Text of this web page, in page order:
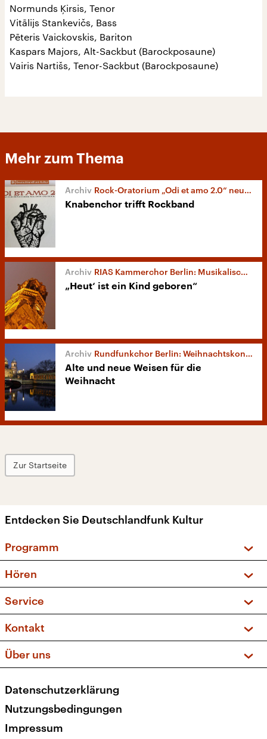
Normunds Ķirsis, Tenor
Vitālijs Stankevičs, Bass
Pēteris Vaickovskis, Bariton
Kaspars Majors, Alt-Sackbut (Barockposaune)
Vairis Nartišs, Tenor-Sackbut (Barockposaune)
Mehr zum Thema
Rock-Oratorium „Odi et amo 2.0“ neu aufgelegt
Knabenchor trifft Rockband
RIAS Kammerchor Berlin: Musikalische Weihnachtsandacht
„Heut‘ ist ein Kind geboren“
Rundfunkchor Berlin: Weihnachtskonzert
Alte und neue Weisen für die
Weihnacht
Zur Startseite
Entdecken Sie Deutschlandfunk Kultur
Programm
Sendungen und Podcasts
Musikliste
Kakadu – Das Kinderprogramm
Hören
Frequenzen (UKW + DAB+)
Service
FAQ
Apps
Newsletter
Veranstaltungen
Kontakt
Social Media
Über uns
Presse
Karriere
Transparenz
Datenschutzerklärung
Nutzungsbedingungen
Impressum